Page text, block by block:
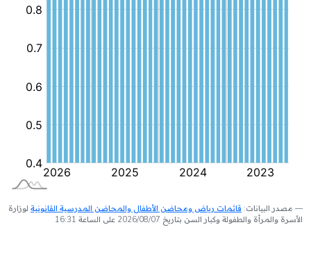
مصدر البيانات: قائمات رياض ومحاضن الأطفال والمحاضن المدرسية القانونية لوزارة
الأسرة والمرأة والطفولة وكبار السن بتاريخ 2026/08/07 على الساعة 16:31